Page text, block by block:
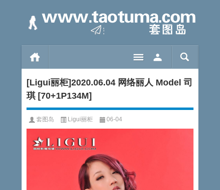
[Ligui丽柜]2020.06.04 网络丽人 Model 司
琪 [70+1P134M]
套图岛 Ligui丽柜 06-04